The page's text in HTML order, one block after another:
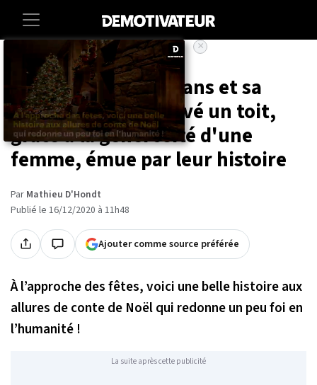
Societe
Ce jeune SDF de 24 ans et sa
chienne ont retrouvé un toit,
grâce à la générosité d'une
femme, émue par leur histoire
Par Mathieu D'Hondt
Publié le 16/12/2020 à 11h48
Ajouter comme source préférée
×
À l’approche des fêtes, voici une belle histoire aux
allures de conte de Noël qui redonne un peu foi en
l’humanité !
La suite après cette publicité